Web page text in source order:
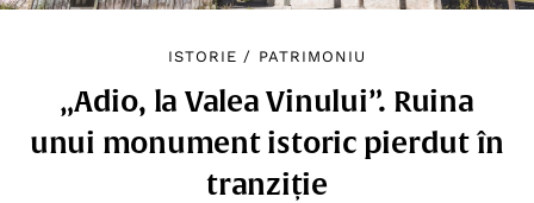
ISTORIE / PATRIMONIU
„Adio, la Valea Vinului”. Ruina
unui monument istoric pierdut în
tranziție